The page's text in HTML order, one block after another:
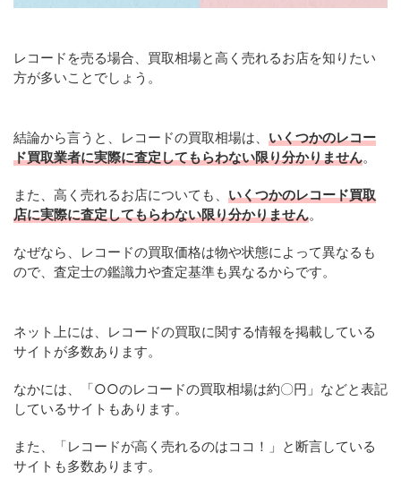
レコードを売る場合、買取相場と高く売れるお店を知りたい
方が多いことでしょう。
結論から言うと、レコードの買取相場は、 いくつかのレコー
ド買取業者に実際に査定してもらわない限り分かりません。
また、高く売れるお店についても、 いくつかのレコード買取
店に実際に査定してもらわない限り分かりません。
なぜなら、レコードの買取価格は物や状態によって異なるも
ので、査定士の鑑識力や査定基準も異なるからです。
ネット上には、レコードの買取に関する情報を掲載している
サイトが多数あります。
なかには、「○○のレコードの買取相場は約〇円」などと表記
しているサイトもあります。
また、「レコードが高く売れるのはココ！」と断言している
サイトも多数あります。